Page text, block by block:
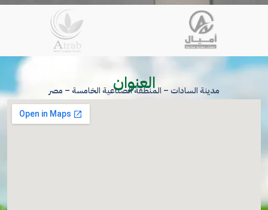
العنوان
مدينة السادات – المنطقة الصناعية الخامسة – مصر